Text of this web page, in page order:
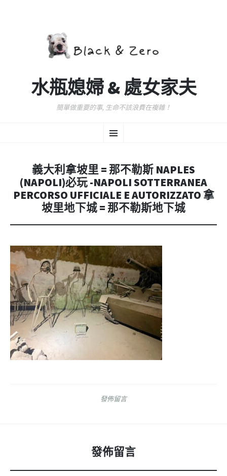
水瓶媳婦 & 處女家夫
簡單做重要的事, 生命不該浪費在複雜！
選
至
容
義大利拿坡里 = 那不勒斯 NAPLES
(NAPOLI)必玩 -NAPOLI SOTTERRANEA
PERCORSO UFFICIALE E AUTORIZZATO 拿
坡里地下城 = 那不勒斯地下城
發佈留言
發佈留言